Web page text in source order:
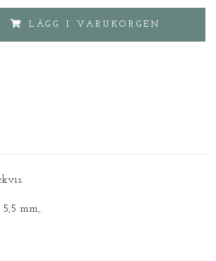
LÄGG I VARUKORGEN
mm,.